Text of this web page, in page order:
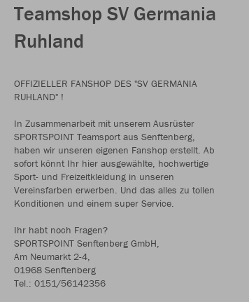
Teamshop SV Germania
Ruhland
OFFIZIELLER FANSHOP DES "SV GERMANIA
RUHLAND" !
In Zusammenarbeit mit unserem Ausrüster
SPORTSPOINT Teamsport aus Senftenberg,
haben wir unseren eigenen Fanshop erstellt. Ab
sofort könnt Ihr hier ausgewählte, hochwertige
Sport- und Freizeitkleidung in unseren
Vereinsfarben erwerben. Und das alles zu tollen
Konditionen und einem super Service.
Ihr habt noch Fragen?
SPORTSPOINT Senftenberg GmbH,
Am Neumarkt 2-4,
01968 Senftenberg
Tel.: 0151/56142356